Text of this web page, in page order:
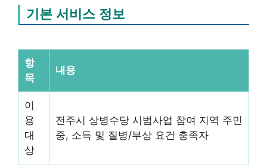
기본 서비스 정보
항
목
내용
이
용
대
상
전주시 상병수당 시범사업 참여 지역 주민
중, 소득 및 질병/부상 요건 충족자